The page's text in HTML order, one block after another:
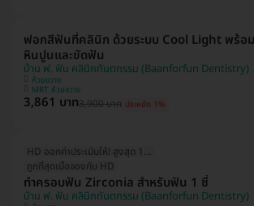
ฟอกสีฟันที่คลินิก ด้วยระบบ Cool Light พร้อ
หินปูนและขัดฟัน
บ้าน ฟ. ฟัน คลินิกทันตกรรม (Baanforfun Dentistry)
ห้วยขวาง
MRT ห้วยขวาง
3,861 บาท3,900 บาท ประหยัด 1%
HD ออกค่าประเมินให้! สูงสุด 1000 บ.
ถูกที่สุดเมื่อจองกับ HD
ทำครอบฟัน Zirconia สำหรับฟัน 1 ซี่
บ้าน ฟ. ฟัน คลินิกทันตกรรม (Baanforfun Dentistry)